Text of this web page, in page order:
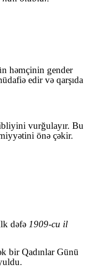
həmçinin gender
edir və qarşıda
vurğulayır. Bu
önə çəkir.
dəfə 1909-cu il
bir Qadınlar Günü